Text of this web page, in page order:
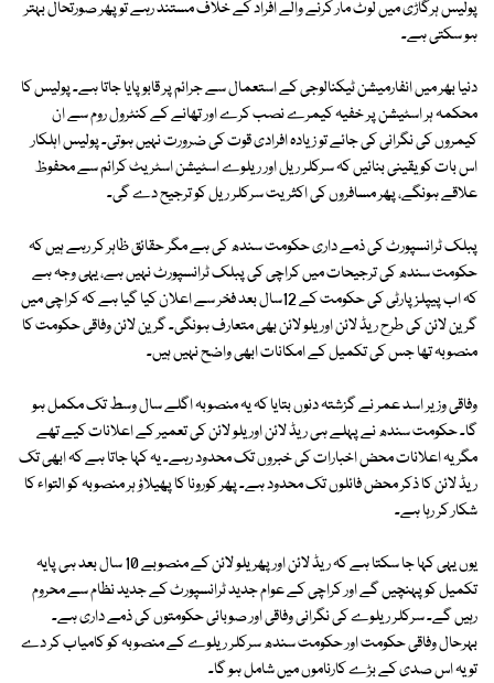
پولیس ہرگاڑی میں لوٹ مار کرنے والے افراد کے خلاف مستند رہے تو پھر صورتحال بہتر
ہو سکتی ہے۔
دنیا بھر میں انفارمیشن ٹیکنالوجی کے استعمال سے جرائم پر قابو پایا جاتا ہے۔ پولیس کا
محکمہ ہر اسٹیشن پر خفیہ کیمرے نصب کرے اور تھانے کے کنٹرول روم سے ان
کیمروں کی نگرانی کی جائے تو زیادہ افرادی قوت کی ضرورت نہیں ہوتی۔ پولیس اہلکار
اس بات کو یقینی بنائیں کہ سرکلر ریل اور ریلوے اسٹیشن اسٹریٹ کرائم سے محفوظ
علاقے ہونگے، پھر مسافروں کی اکثریت سرکلر ریل کو ترجیح دے گی۔
پبلک ٹرانسپورٹ کی ذمے داری حکومت سندھ کی ہے مگر حقائق ظاہر کر رہے ہیں کہ
حکومت سندھ کی ترجیحات میں کراچی کی پبلک ٹرانسپورٹ نہیں ہے، یہی وجہ ہے
کہ اب پیپلز پارٹی کی حکومت کے 12سال بعد فخر سے اعلان کیا گیا ہے کہ کراچی میں
گرین لائن کی طرح ریڈ لائن اور یلو لائن بھی متعارف ہونگی۔ گرین لائن وفاقی حکومت کا
منصوبہ تھا جس کی تکمیل کے امکانات ابھی واضح نہیں ہیں۔
وفاقی وزیر اسد عمر نے گزشتہ دنوں بتایا کہ یہ منصوبہ اگلے سال وسط تک مکمل ہو
گا۔ حکومت سندھ نے پہلے ہی ریڈ لائن اور یلو لائن کی تعمیر کے اعلانات کیے تھے
مگر یہ اعلانات محض اخبارات کی خبروں تک محدود رہے۔ یہ کہا جاتا ہے کہ ابھی تک
ریڈ لائن کا ذکر محض فائلوں تک محدود ہے۔ پھر کورونا کا پھیلاؤ ہر منصوبہ کو التواء کا
شکار کر رہا ہے۔
یوں یہی کہا جا سکتا ہے کہ ریڈ لائن اور پھر یلو لائن کے منصوبے 10 سال بعد ہی پایہ
تکمیل کو پہنچیں گے اور کراچی کے عوام جدید ٹرانسپورٹ کے جدید نظام سے محروم
رہیں گے۔ سرکلر ریلوے کی نگرانی وفاقی اور صوبائی حکومتوں کی ذمے داری ہے۔
بہرحال وفاقی حکومت اور حکومت سندھ سرکلر ریلوے کے منصوبہ کو کامیاب کر دے
تو یہ اس صدی کے بڑے کارناموں میں شامل ہو گا۔